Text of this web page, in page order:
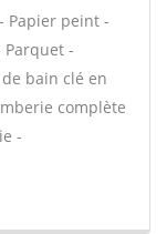
Papier peint -
Parquet -
bain clé en
complète
-